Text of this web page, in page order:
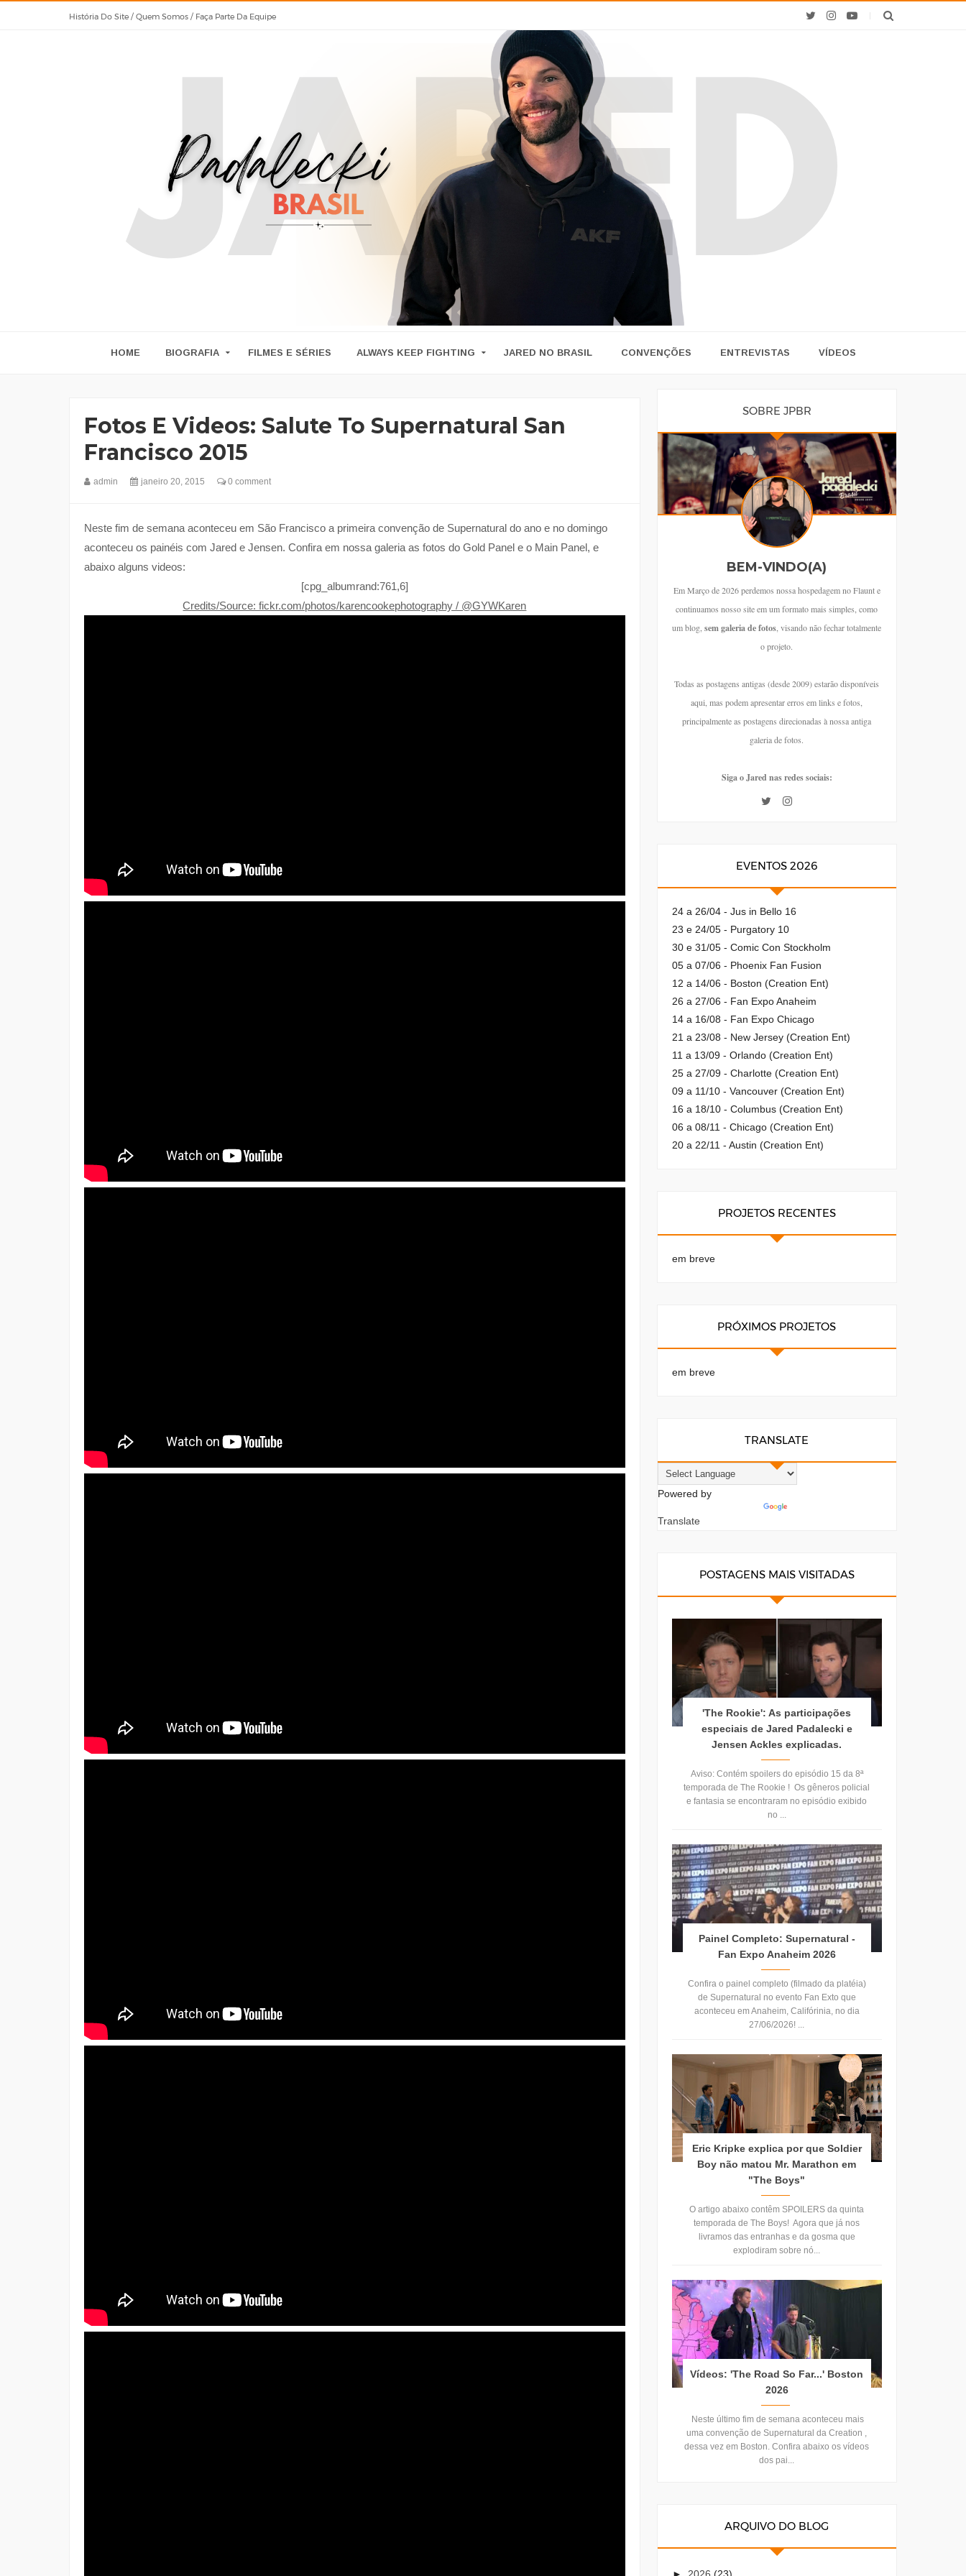
História Do Site / Quem Somos / Faça Parte Da Equipe
HOME BIOGRAFIA FILMES E SÉRIES ALWAYS KEEP FIGHTING JARED NO BRASIL CONVENÇÕES ENTREVISTAS VÍDEOS
Fotos E Videos: Salute To Supernatural San
Francisco 2015
admin janeiro 20, 2015 0 comment
Neste fim de semana aconteceu em São Francisco a primeira convenção de Supernatural do ano e no domingo
aconteceu os painéis com Jared e Jensen. Confira em nossa galeria as fotos do Gold Panel e o Main Panel, e
abaixo alguns videos:
[cpg_albumrand:761,6]
Credits/Source: fickr.com/photos/karencookephotography / @GYWKaren
SOBRE JPBR
BEM-VINDO(A)
Em Março de 2026 perdemos nossa hospedagem no Flaunt e
continuamos nosso site em um formato mais simples, como
um blog,sem galeria de fotos, visando não fechar totalmente
o projeto.
Todas as postagens antigas (desde 2009) estarão disponíveis
aqui, mas podem apresentar erros em links e fotos,
principalmente as postagens direcionadas à nossa antiga
galeria de fotos.
Siga o Jared nas redes sociais:
EVENTOS 2026
24 a 26/04 - Jus in Bello 16
23 e 24/05 - Purgatory 10
30 e 31/05 - Comic Con Stockholm
05 a 07/06 - Phoenix Fan Fusion
12 a 14/06 - Boston (Creation Ent)
26 a 27/06 - Fan Expo Anaheim
14 a 16/08 - Fan Expo Chicago
21 a 23/08 - New Jersey (Creation Ent)
11 a 13/09 - Orlando (Creation Ent)
25 a 27/09 - Charlotte (Creation Ent)
09 a 11/10 - Vancouver (Creation Ent)
16 a 18/10 - Columbus (Creation Ent)
06 a 08/11 - Chicago (Creation Ent)
20 a 22/11 - Austin (Creation Ent)
PROJETOS RECENTES
em breve
PRÓXIMOS PROJETOS
em breve
TRANSLATE
Powered by
Translate
POSTAGENS MAIS VISITADAS
'The Rookie': As participações
especiais de Jared Padalecki e
Jensen Ackles explicadas.
Aviso: Contém spoilers do episódio 15 da 8ª
temporada de The Rookie ! Os gêneros policial
e fantasia se encontraram no episódio exibido
no ...
Painel Completo: Supernatural -
Fan Expo Anaheim 2026
Confira o painel completo (filmado da platéia)
de Supernatural no evento Fan Exto que
aconteceu em Anaheim, Califórinia, no dia
27/06/2026! ...
Eric Kripke explica por que Soldier
Boy não matou Mr. Marathon em
"The Boys"
O artigo abaixo contêm SPOILERS da quinta
temporada de The Boys! Agora que já nos
livramos das entranhas e da gosma que
explodiram sobre nó...
Vídeos: 'The Road So Far...' Boston
2026
Neste último fim de semana aconteceu mais
uma convenção de Supernatural da Creation ,
dessa vez em Boston. Confira abaixo os vídeos
dos pai...
ARQUIVO DO BLOG
► 2026 (23)